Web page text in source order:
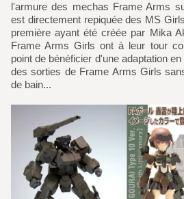
l'armure des mechas Frame Arms
est directement repiquée des MS
première ayant été créée par Mika
Frame Arms Girls ont à leur tour
point de bénéficier d'une adaptation
des sorties de Frame Arms Girls
de bain...